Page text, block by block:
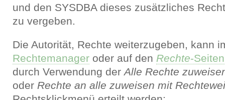
und den SYSDBA dieses zusätzliches
zu vergeben.
Die Autorität, Rechte weiterzugeben, kann
Rechtemanageroder auf den Rechte-Seiten
durch Verwendung der Alle Rechte
oder Rechte an alle zuweisen mit